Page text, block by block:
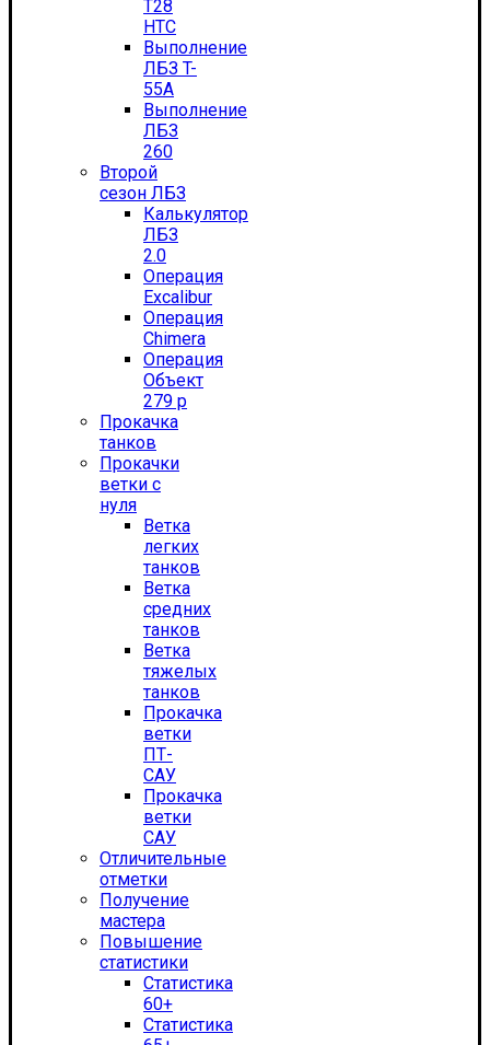
T28
HTC
Выполнение
ЛБЗ T-
55А
Выполнение
ЛБЗ
260
Второй
сезон ЛБЗ
Калькулятор
ЛБЗ
2.0
Операция
Excalibur
Операция
Chimera
Операция
Объект
279 р
Прокачка
танков
Прокачки
ветки с
нуля
Ветка
легких
танков
Ветка
средних
танков
Ветка
тяжелых
танков
Прокачка
ветки
ПТ-
САУ
Прокачка
ветки
САУ
Отличительные
отметки
Получение
мастера
Повышение
статистики
Статистика
60+
Статистика